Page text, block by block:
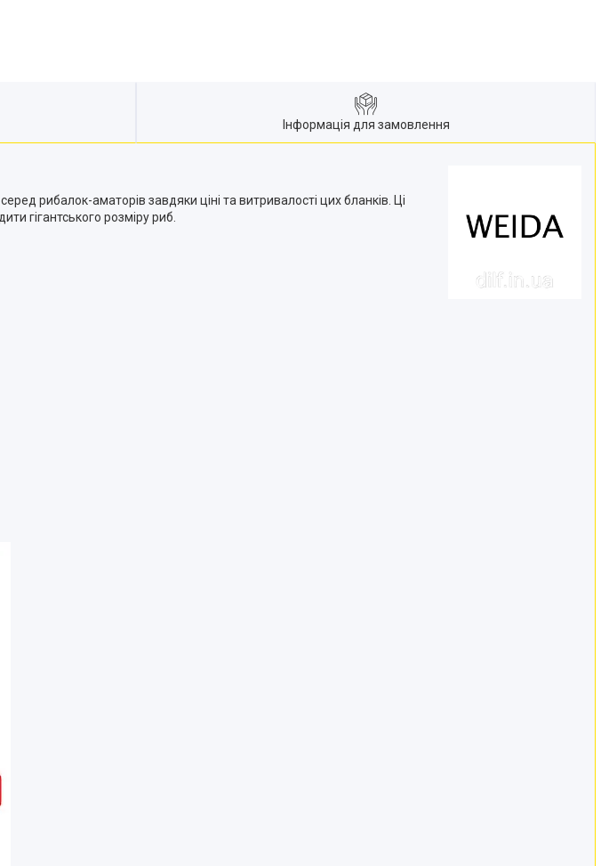
Інформація для замовлення
рибалок-аматорів завдяки ціні та витривалості цих бланків. Ці
гігантського розміру риб.